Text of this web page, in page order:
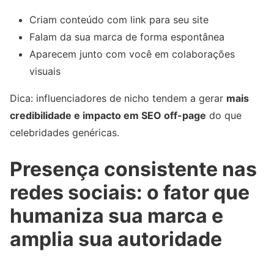
Criam conteúdo com link para seu site
Falam da sua marca de forma espontânea
Aparecem junto com você em colaborações
visuais
Dica: influenciadores de nicho tendem a gerar mais
credibilidade e impacto em SEO off-page do que
celebridades genéricas.
Presença consistente nas
redes sociais: o fator que
humaniza sua marca e
amplia sua autoridade